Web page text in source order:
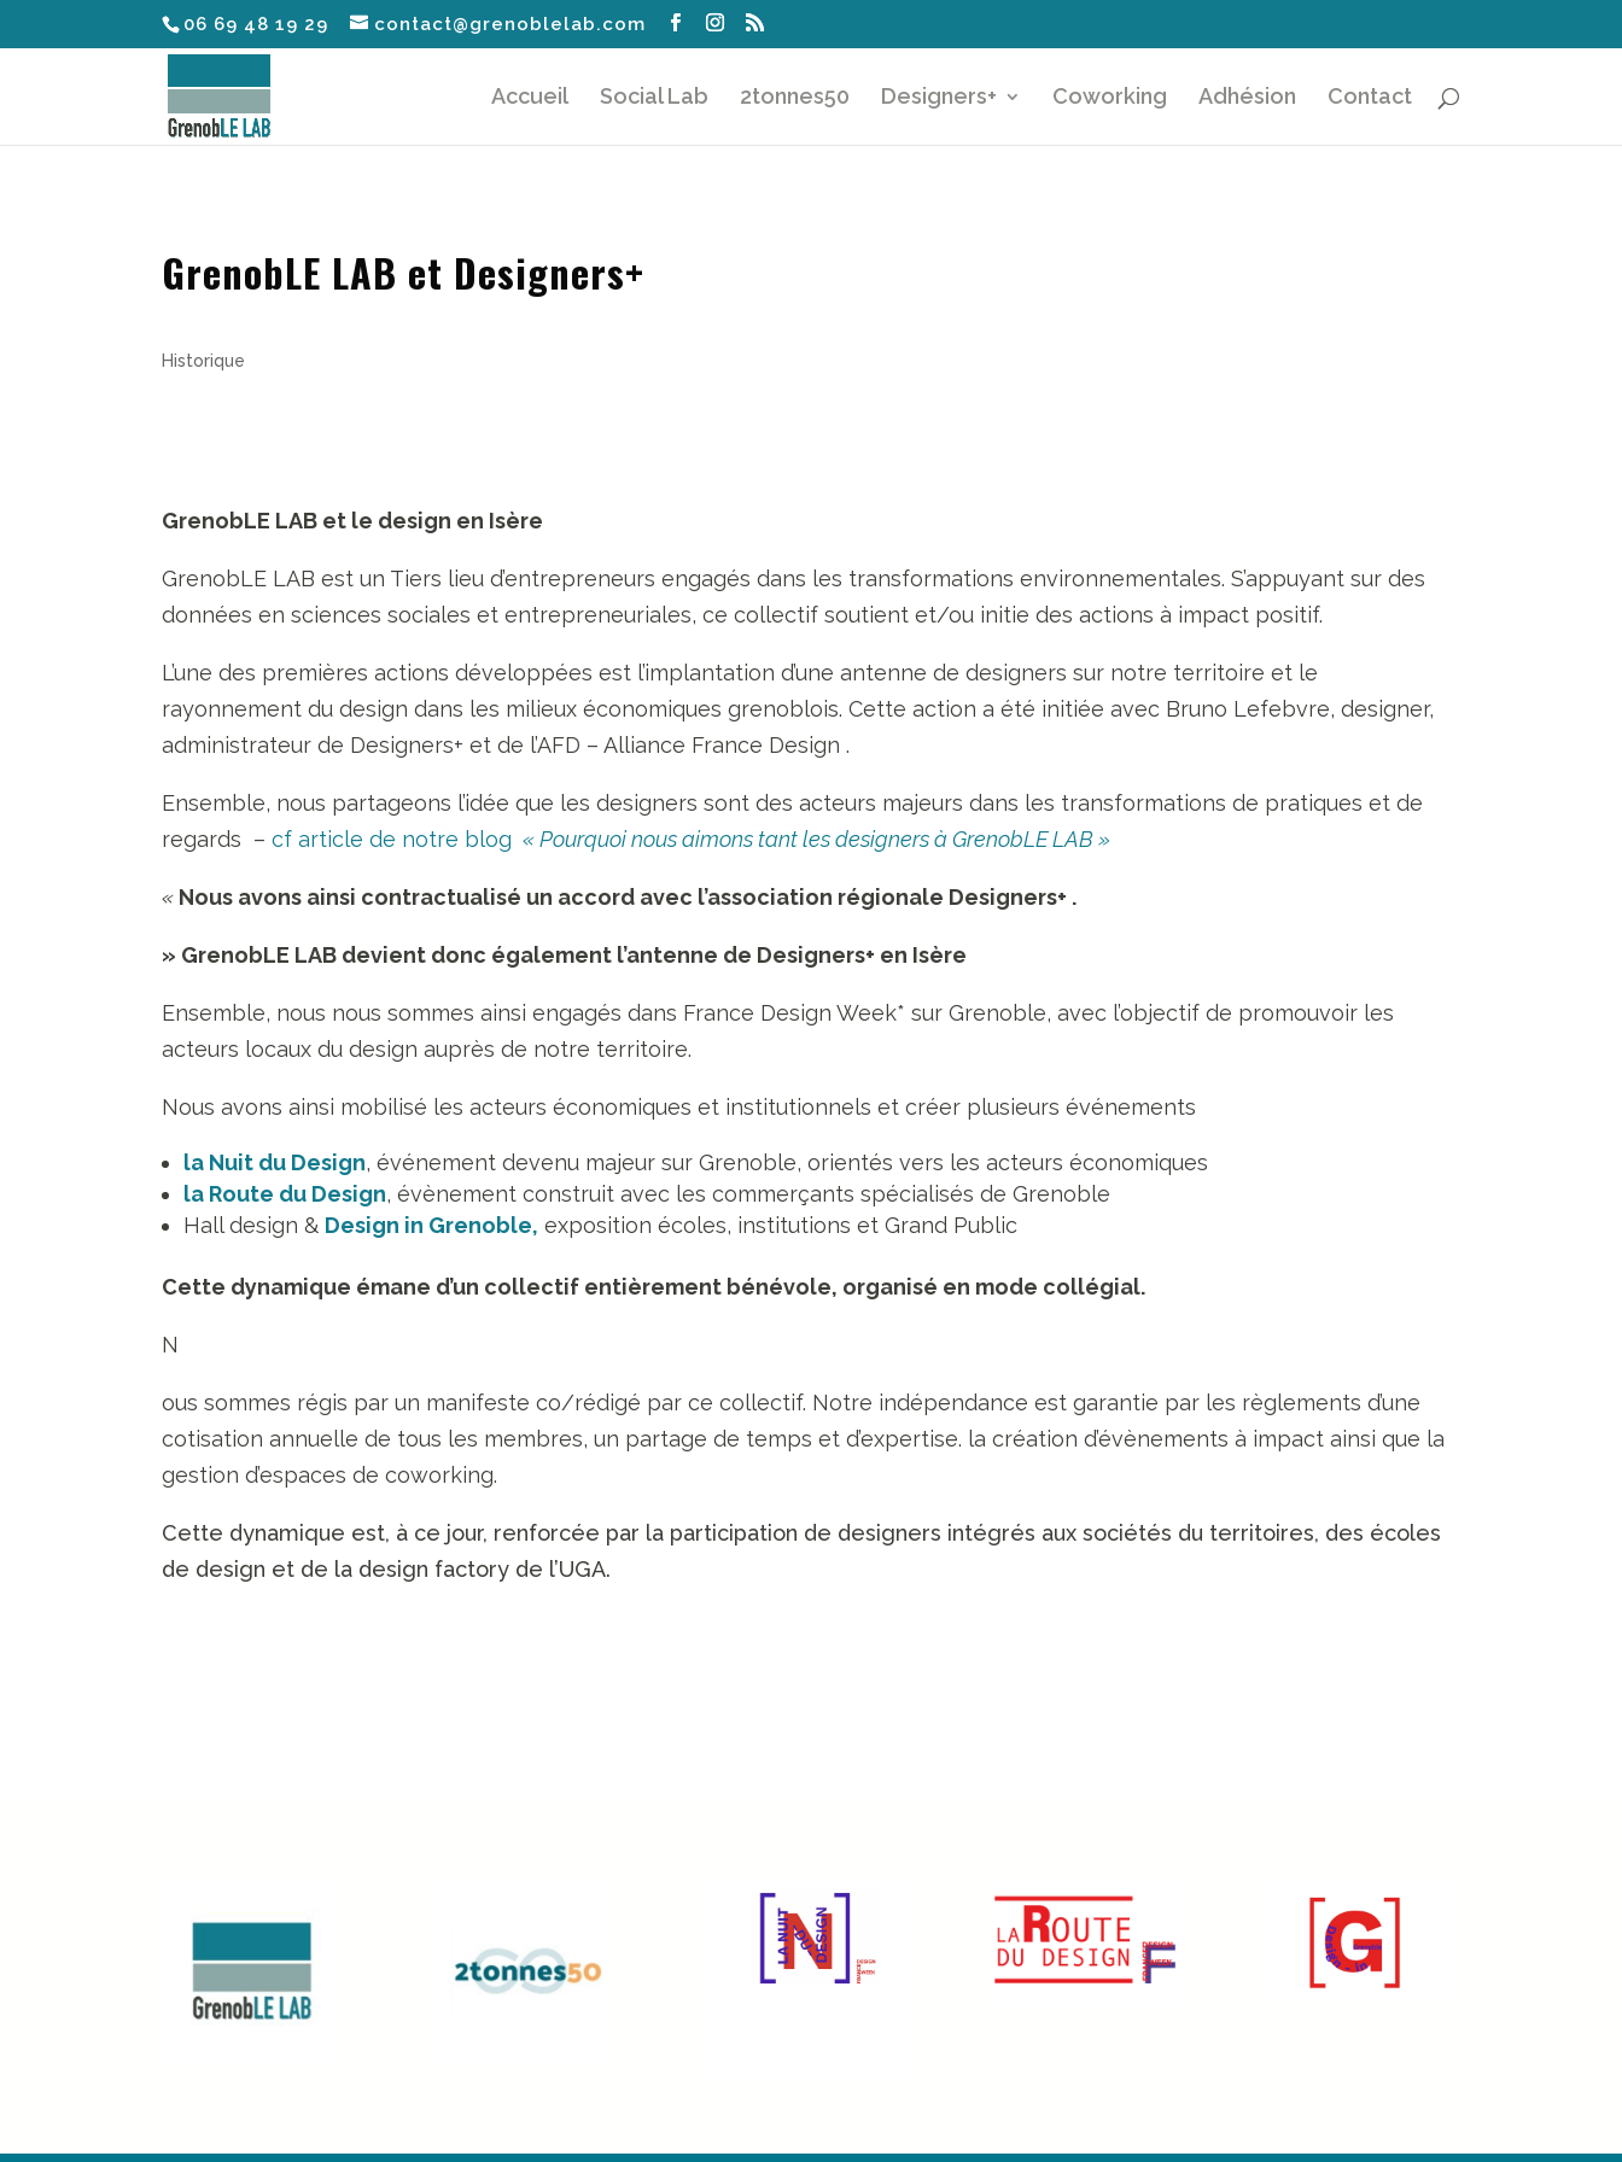
06 69 48 19 29 contact@grenoblelab.com
Accueil Social Lab 2tonnes50 Designers+ Coworking Adhésion Contact
GrenobLE LAB et Designers+
Historique
GrenobLE LAB et le design en Isère
GrenobLE LAB est un Tiers lieu d’entrepreneurs engagés dans les transformations environnementales. S’appuyant sur des
données en sciences sociales et entrepreneuriales, ce collectif soutient et/ou initie des actions à impact positif.
L’une des premières actions développées est l’implantation d’une antenne de designers sur notre territoire et le
rayonnement du design dans les milieux économiques grenoblois. Cette action a été initiée avec Bruno Lefebvre, designer,
administrateur de Designers+ et de l’AFD – Alliance France Design .
Ensemble, nous partageons l’idée que les designers sont des acteurs majeurs dans les transformations de pratiques et de
regards –cf article de notre blog « Pourquoi nous aimons tant les designers à GrenobLE LAB »
« Nous avons ainsi contractualisé un accord avec l’association régionale Designers+ .
» GrenobLE LAB devient donc également l’antenne de Designers+ en Isère
Ensemble, nous nous sommes ainsi engagés dans France Design Week* sur Grenoble, avec l’objectif de promouvoir les
acteurs locaux du design auprès de notre territoire.
Nous avons ainsi mobilisé les acteurs économiques et institutionnels et créer plusieurs événements
la Nuit du Design, événement devenu majeur sur Grenoble, orientés vers les acteurs économiques
la Route du Design, évènement construit avec les commerçants spécialisés de Grenoble
Hall design & Design in Grenoble, exposition écoles, institutions et Grand Public
Cette dynamique émane d’un collectif entièrement bénévole, organisé en mode collégial.
N
ous sommes régis par un manifeste co/rédigé par ce collectif. Notre indépendance est garantie par les règlements d’une
cotisation annuelle de tous les membres, un partage de temps et d’expertise. la création d’évènements à impact ainsi que la
gestion d’espaces de coworking.
Cette dynamique est, à ce jour, renforcée par la participation de designers intégrés aux sociétés du territoires, des écoles
de design et de la design factory de l’UGA.